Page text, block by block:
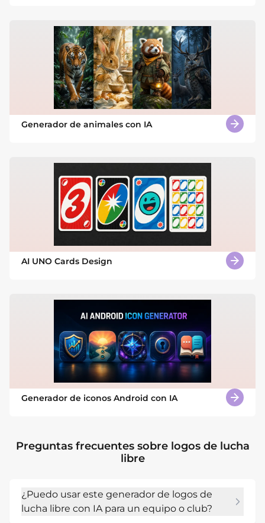
Generador de animales con IA
AI UNO Cards Design
Generador de iconos Android con IA
Preguntas frecuentes sobre logos de lucha
libre
¿Puedo usar este generador de logos de
lucha libre con IA para un equipo o club?